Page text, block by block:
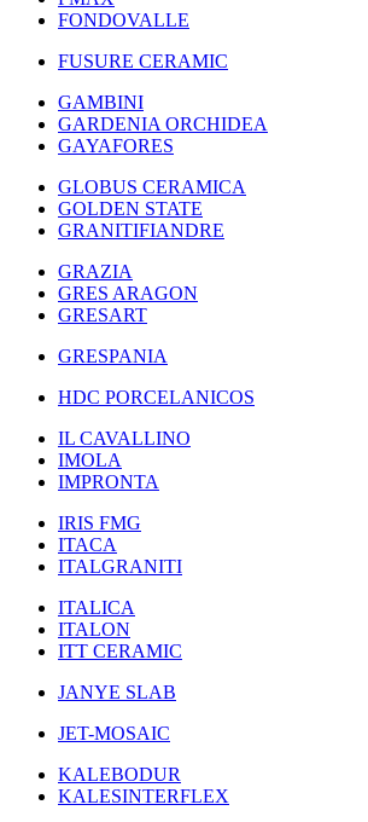
FONDOVALLE
FUSURE CERAMIC
GAMBINI
GARDENIA ORCHIDEA
GAYAFORES
GLOBUS CERAMICA
GOLDEN STATE
GRANITIFIANDRE
GRAZIA
GRES ARAGON
GRESART
GRESPANIA
HDC PORCELANICOS
IL CAVALLINO
IMOLA
IMPRONTA
IRIS FMG
ITACA
ITALGRANITI
ITALICA
ITALON
ITT CERAMIC
JANYE SLAB
JET-MOSAIC
KALEBODUR
KALESINTERFLEX